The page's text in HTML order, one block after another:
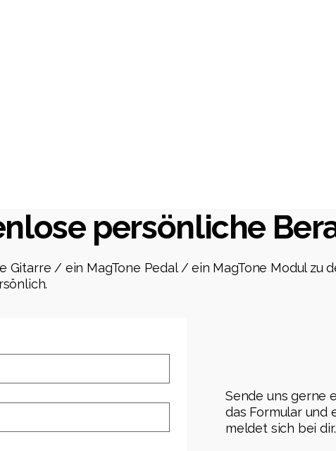
persönliche
Gitarre / ein MagTone Pedal / ein MagTone Modul zu
Sende uns gerne
das Formular und
meldet sich bei dir.